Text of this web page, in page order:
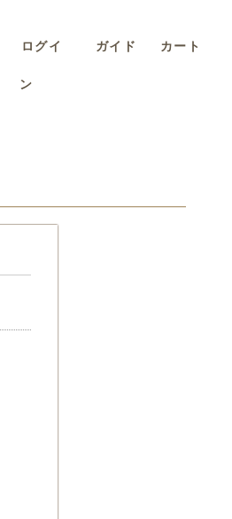
ログイ
ン
ガイド カート